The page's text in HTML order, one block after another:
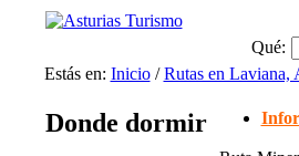
Qué:
Estás en: Inicio/Rutas en Laviana,
Donde dormir